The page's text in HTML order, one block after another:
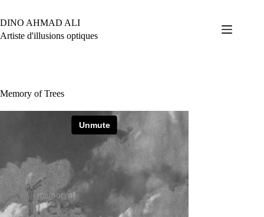
contenu
DINO AHMAD ALI
Artiste d'illusions optiques
Memory of Trees